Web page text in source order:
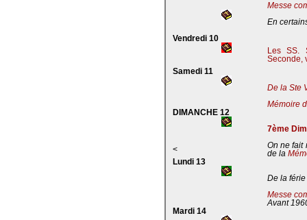
Messe
En
Vendredi 10
Les SS.
Seconde,
Samedi 11
De la Ste
Mémoire
DIMANCHE 12
7ème
<
On ne fait
de la
Lundi 13
De la férie
Messe
Avant
Mardi 14